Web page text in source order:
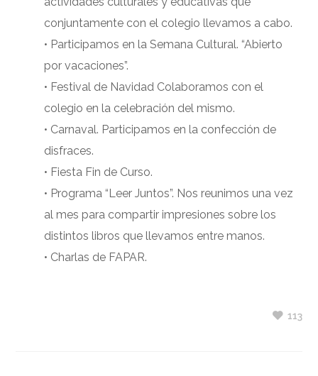
conjuntamente con el colegio llevamos a cabo.
• Participamos en la Semana Cultural. “Abierto
por vacaciones”.
• Festival de Navidad Colaboramos con el
colegio en la celebración del mismo.
• Carnaval. Participamos en la confección de
disfraces.
• Fiesta Fin de Curso.
• Programa “Leer Juntos”. Nos reunimos una vez
al mes para compartir impresiones sobre los
distintos libros que llevamos entre manos.
• Charlas de FAPAR.
113